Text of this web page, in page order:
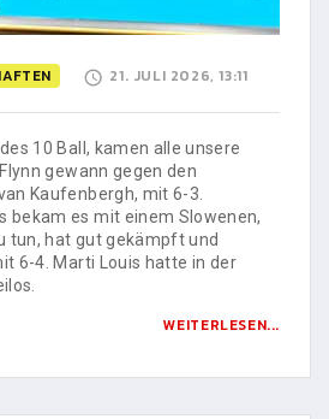
21. JULI 2026, 13:11
10 Ball, kamen alle unsere
gewann gegen den
Kaufenbergh, mit 6-3.
bekam es mit einem Slowenen,
tun, hat gut gekämpft und
6-4. Marti Louis hatte in der
WEITERLESEN...